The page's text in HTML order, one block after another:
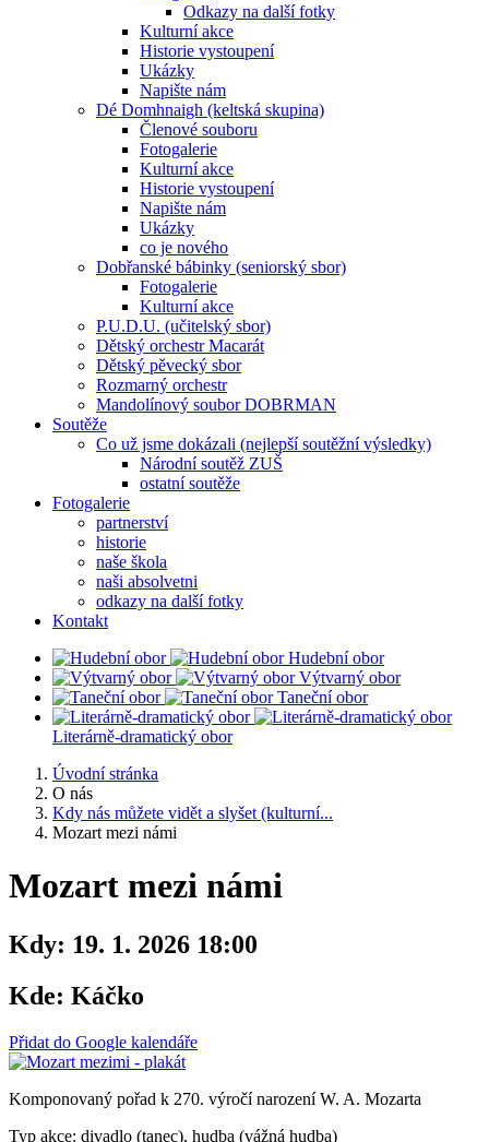
Odkazy na další fotky
Kulturní akce
Historie vystoupení
Ukázky
Napište nám
Dé Domhnaigh (keltská skupina)
Členové souboru
Fotogalerie
Kulturní akce
Historie vystoupení
Napište nám
Ukázky
co je nového
Dobřanské bábinky (seniorský sbor)
Fotogalerie
Kulturní akce
P.U.D.U. (učitelský sbor)
Dětský orchestr Macarát
Dětský pěvecký sbor
Rozmarný orchestr
Mandolínový soubor DOBRMAN
Soutěže
Co už jsme dokázali (nejlepší soutěžní výsledky)
Národní soutěž ZUŠ
ostatní soutěže
Fotogalerie
partnerství
historie
naše škola
naši absolvetni
odkazy na další fotky
Kontakt
Hudební obor
Výtvarný obor
Taneční obor
Literárně-dramatický obor
Úvodní stránka
O nás
Kdy nás můžete vidět a slyšet (kulturní...
Mozart mezi námi
Mozart mezi námi
Kdy: 19. 1. 2026 18:00
Kde: Káčko
Přidat do Google kalendáře
Komponovaný pořad k 270. výročí narození W. A. Mozarta
Typ akce: divadlo (tanec), hudba (vážná hudba)